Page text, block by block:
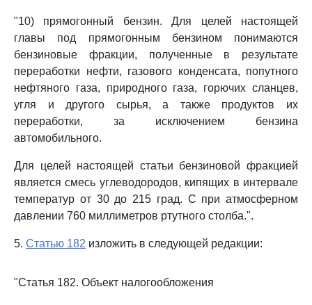
"10) прямогонный бензин. Для целей настоящей
главы под прямогонным бензином понимаются
бензиновые фракции, полученные в результате
переработки нефти, газового конденсата, попутного
нефтяного газа, природного газа, горючих сланцев,
угля и другого сырья, а также продуктов их
переработки, за исключением бензина
автомобильного.
Для целей настоящей статьи бензиновой фракцией
является смесь углеводородов, кипящих в интервале
температур от 30 до 215 град. С при атмосферном
давлении 760 миллиметров ртутного столба.".
5. Статью 182 изложить в следующей редакции:
"Статья 182. Объект налогообложения